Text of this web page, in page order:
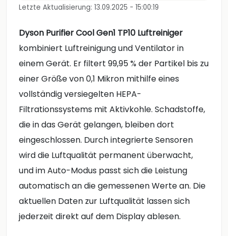
Letzte Aktualisierung: 13.09.2025 - 15:00:19
Dyson Purifier Cool Gen1 TP10 Luftreiniger
kombiniert Luftreinigung und Ventilator in
einem Gerät. Er filtert 99,95 % der Partikel bis zu
einer Größe von 0,1 Mikron mithilfe eines
vollständig versiegelten HEPA-
Filtrationssystems mit Aktivkohle. Schadstoffe,
die in das Gerät gelangen, bleiben dort
eingeschlossen. Durch integrierte Sensoren
wird die Luftqualität permanent überwacht,
und im Auto-Modus passt sich die Leistung
automatisch an die gemessenen Werte an. Die
aktuellen Daten zur Luftqualität lassen sich
jederzeit direkt auf dem Display ablesen.